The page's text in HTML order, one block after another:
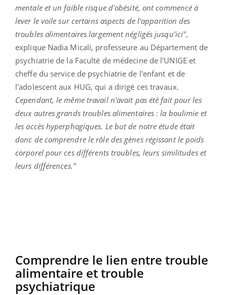
mentale et un faible risque d'obésité, ont commencé à
lever le voile sur certains aspects de l'apparition des
troubles alimentaires largement négligés jusqu'ici",
explique Nadia Micali, professeure au Département de
psychiatrie de la Faculté de médecine de l'UNIGE et
cheffe du service de psychiatrie de l'enfant et de
l'adolescent aux HUG, qui a dirigé ces travaux.
Cependant, le même travail n'avait pas été fait pour les
deux autres grands troubles alimentaires : la boulimie et
les accès hyperphagiques. Le but de notre étude était
donc de comprendre le rôle des gènes régissant le poids
corporel pour ces différents troubles, leurs similitudes et
leurs différences."
Comprendre le lien entre trouble
alimentaire et trouble
psychiatrique